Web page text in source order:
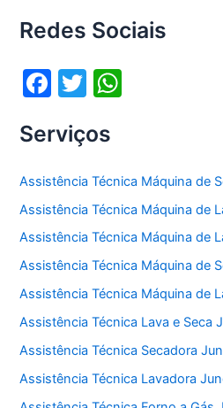
b
o
o
k
A
p
Redes Sociais
F
c
e
b
o
o
k
T
itt
er s
A
p
p
Serviços
Assistência Técnica Máquina de
Assistência Técnica Máquina de
Assistência Técnica Máquina de
Assistência Técnica Máquina de
Assistência Técnica Máquina de
Assistência Técnica Lava e Seca
Assistência Técnica Secadora
Assistência Técnica Lavadora